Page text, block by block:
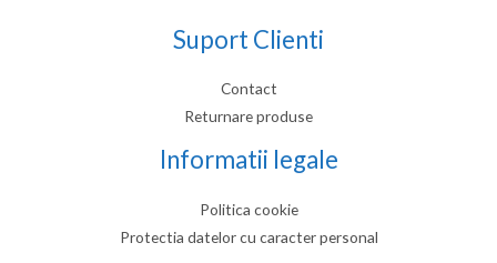
Suport Clienti
Contact
Returnare produse
Informatii legale
Politica cookie
Protectia datelor cu caracter personal